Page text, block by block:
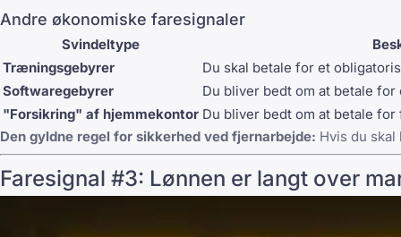
Andre økonomiske faresignaler
Svindeltype
Træningsgebyrer
Du skal betale for et
Softwaregebyrer
Du bliver bedt om at betale
"Forsikring" af hjemmekontor Du bliver bedt om at betale
Den gyldne regel for sikkerhed ved fjernarbejde: Hvis du
Faresignal #3: Lønnen er langt over